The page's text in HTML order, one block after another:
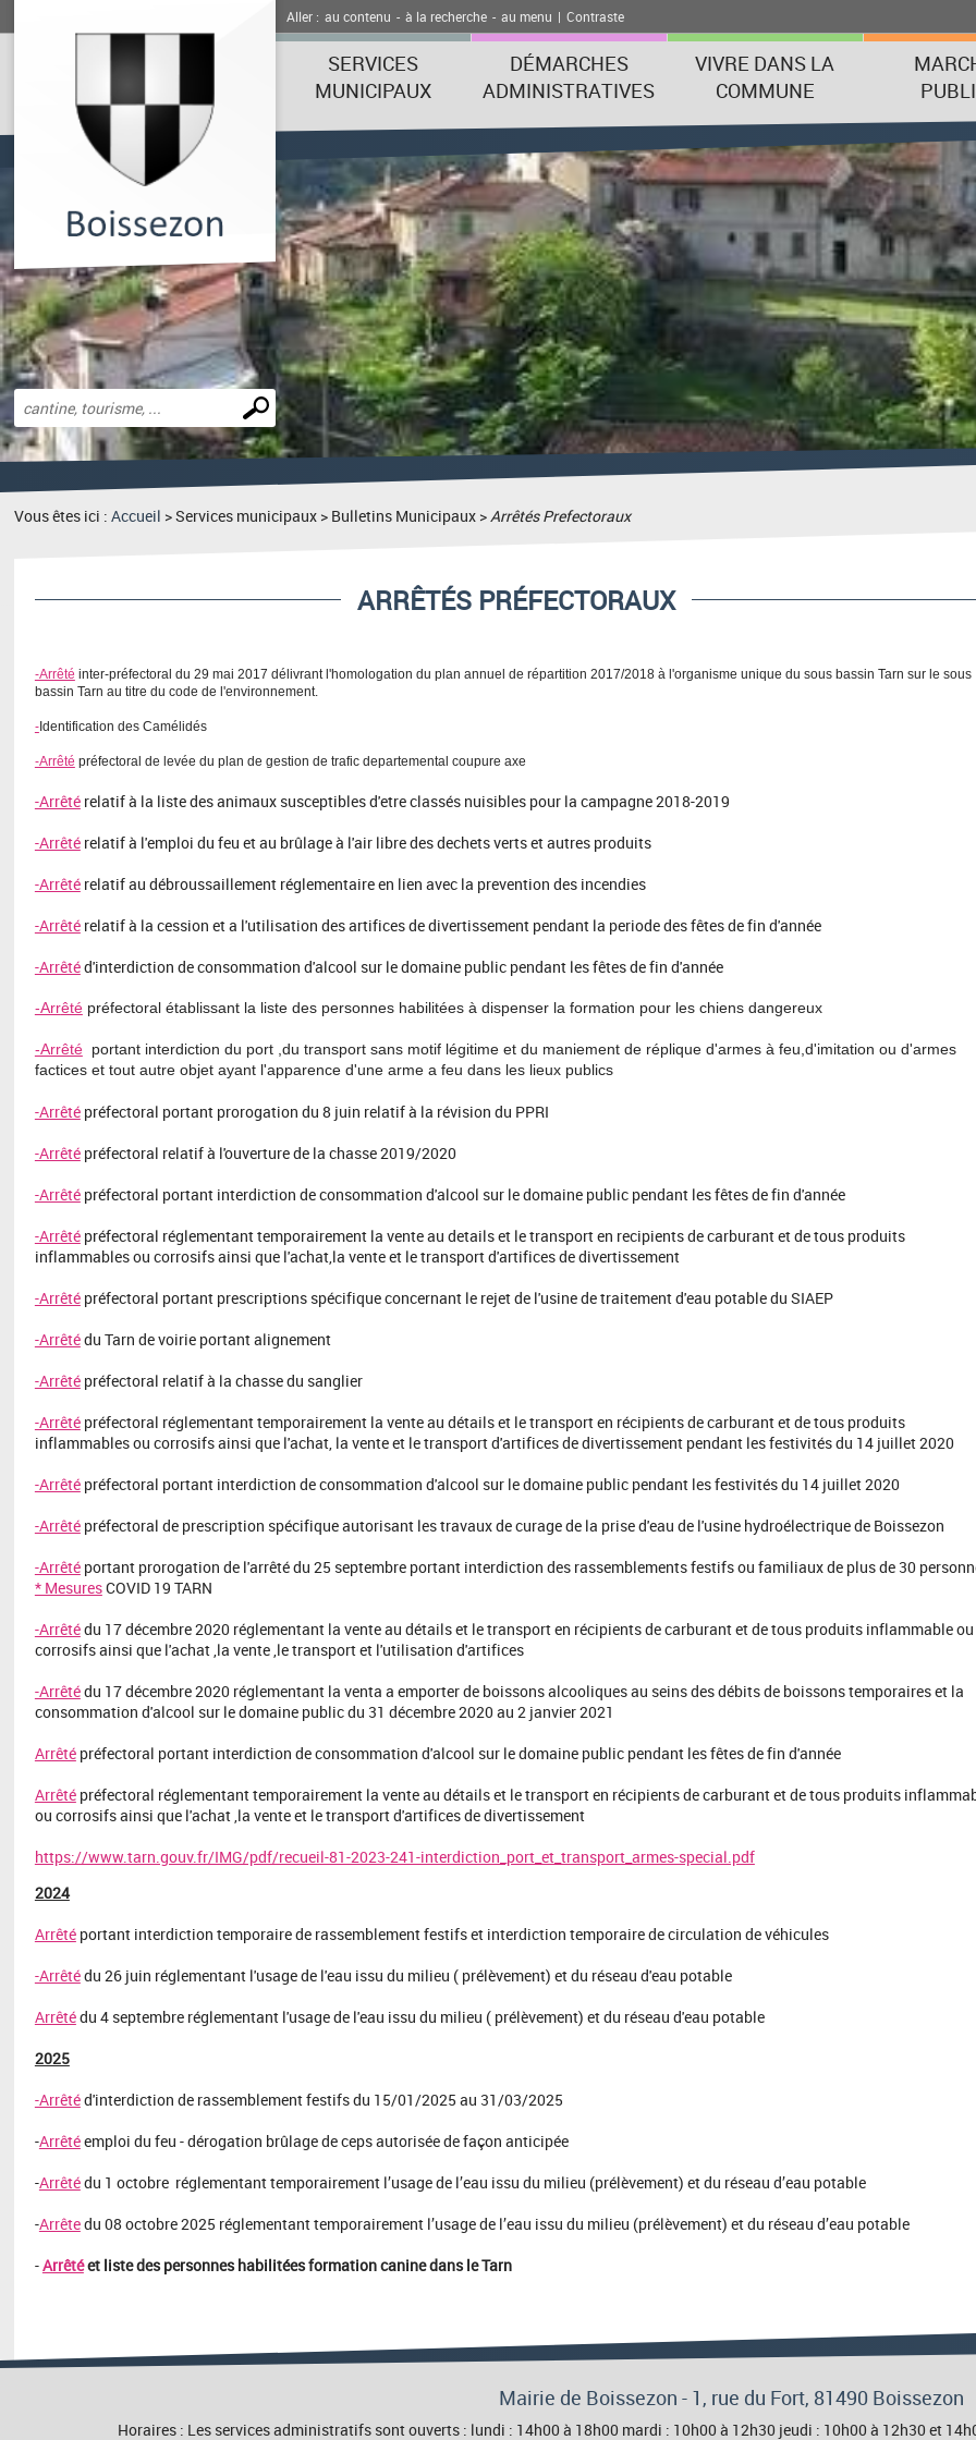
Aller : au contenu - à la recherche - au menu | Contraste
SERVICES
MUNICIPAUX
DÉMARCHES
ADMINISTRATIVES
VIVRE DANS LA
COMMUNE
Effectuer
une
recherche
Vous êtes ici :Accueil > Services municipaux > Bulletins Municipaux >Arrêtés Prefectoraux
ARRÊTÉS PRÉFECTORAUX
-Arrêté inter-préfectoral du 29 mai 2017 délivrant l'homologation du plan annuel de répartition 2017/2018 à l'organisme unique du sous bassin Tarn sur le sous
bassin Tarn au titre du code de l'environnement.
-Identification des Camélidés
-Arrêté préfectoral de levée du plan de gestion de trafic departemental coupure axe
-Arrêtérelatif à la liste des animaux susceptibles d'etre classés nuisibles pour la campagne 2018-2019
-Arrêtérelatif à l'emploi du feu et au brûlage à l'air libre des dechets verts et autres produits
-Arrêtérelatif au débroussaillement réglementaire en lien avec la prevention des incendies
-Arrêtérelatif à la cession et a l'utilisation des artifices de divertissement pendant la periode des fêtes de fin d'année
-Arrêtéd'interdiction de consommation d'alcool sur le domaine public pendant les fêtes de fin d'année
-Arrêtépréfectoral établissant la liste des personnes habilitées à dispenser la formation pour les chiens dangereux
-Arrêtéportant interdiction du port ,du transport sans motif légitime et du maniement de réplique d'armes à feu,d'imitation ou d'armes
factices et tout autre objet ayant l'apparence d'une arme a feu dans les lieux publics
-Arrêtépréfectoral portant prorogation du 8 juin relatif à la révision du PPRI
-Arrêtépréfectoral relatif à l'ouverture de la chasse 2019/2020
-Arrêtépréfectoral portant interdiction de consommation d'alcool sur le domaine public pendant les fêtes de fin d'année
-Arrêtépréfectoral réglementant temporairement la vente au details et le transport en recipients de carburant et de tous produits
inflammables ou corrosifs ainsi que l'achat,la vente et le transport d'artifices de divertissement
-Arrêtépréfectoral portant prescriptions spécifique concernant le rejet de l'usine de traitement d'eau potable du SIAEP
-Arrêtédu Tarn de voirie portant alignement
-Arrêtépréfectoral relatif à la chasse du sanglier
-Arrêtépréfectoral réglementant temporairement la vente au détails et le transport en récipients de carburant et de tous produits
inflammables ou corrosifs ainsi que l'achat, la vente et le transport d'artifices de divertissement pendant les festivités du 14 juillet 2020
-Arrêtépréfectoral portant interdiction de consommation d'alcool sur le domaine public pendant les festivités du 14 juillet 2020
-Arrêtépréfectoral de prescription spécifique autorisant les travaux de curage de la prise d'eau de l'usine hydroélectrique de Boissezon
-Arrêtéportant prorogation de l'arrêté du 25 septembre portant interdiction des rassemblements festifs ou familiaux de plus de 30
* MesuresCOVID 19 TARN
-Arrêtédu 17 décembre 2020 réglementant la vente au détails et le transport en récipients de carburant et de tous produits inflammable ou
corrosifs ainsi que l'achat ,la vente ,le transport et l'utilisation d'artifices
-Arrêtédu 17 décembre 2020 réglementant la venta a emporter de boissons alcooliques au seins des débits de boissons temporaires et la
consommation d'alcool sur le domaine public du 31 décembre 2020 au 2 janvier 2021
Arrêtépréfectoral portant interdiction de consommation d'alcool sur le domaine public pendant les fêtes de fin d'année
Arrêtépréfectoral réglementant temporairement la vente au détails et le transport en récipients de carburant et de tous produits
ou corrosifs ainsi que l'achat ,la vente et le transport d'artifices de divertissement
https://www.tarn.gouv.fr/IMG/pdf/recueil-81-2023-241-interdiction_port_et_transport_armes-special.pdf
2024
Arrêtéportant interdiction temporaire de rassemblement festifs et interdiction temporaire de circulation de véhicules
-Arrêtédu 26 juin réglementant l'usage de l'eau issu du milieu ( prélèvement) et du réseau d'eau potable
Arrêtédu 4 septembre réglementant l'usage de l'eau issu du milieu ( prélèvement) et du réseau d'eau potable
2025
-Arrêtéd'interdiction de rassemblement festifs du 15/01/2025 au 31/03/2025
-Arrêtéemploi du feu - dérogation brûlage de ceps autorisée de façon anticipée
-Arrêtédu 1 octobre réglementant temporairement l’usage de l’eau issu du milieu (prélèvement) et du réseau d’eau potable
-Arrêtedu 08 octobre 2025 réglementant temporairement l’usage de l’eau issu du milieu (prélèvement) et du réseau d’eau potable
-Arrêtéet liste des personnes habilitées formation canine dans le Tarn
Mairie de Boissezon - 1, rue du Fort, 81490 Boissezon
Horaires : Les services administratifs sont ouverts : lundi : 14h00 à 18h00 mardi : 10h00 à 12h30 jeudi : 10h00 à 12h30 et